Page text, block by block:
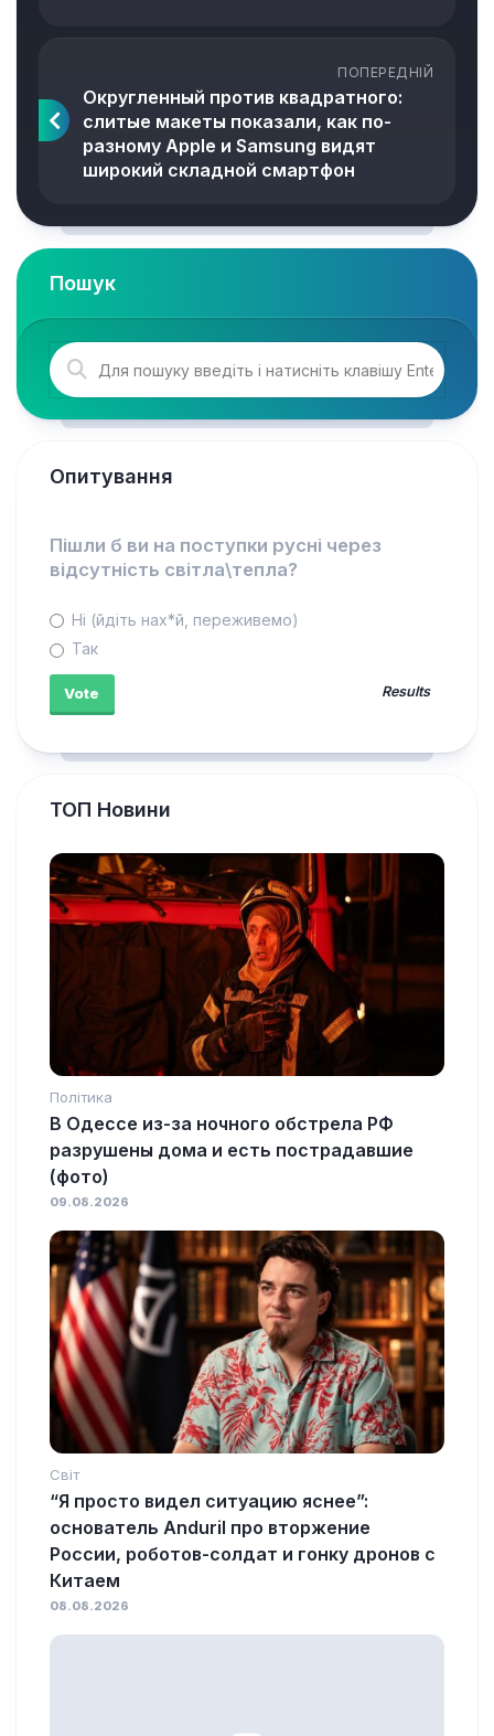
ПОПЕРЕДНІЙ
Округленный против квадратного:
слитые макеты показали, как по-
разному Apple и Samsung видят
широкий складной смартфон
Пошук
Опитування
Пішли б ви на поступки русні через
відсутність світла\тепла?
Ні (йдіть нах*й, переживемо)
Так
Results
ТОП Новини
Політика
В Одессе из-за ночного обстрела РФ
разрушены дома и есть пострадавшие
(фото)
09.08.2026
Світ
“Я просто видел ситуацию яснее”:
основатель Anduril про вторжение
России, роботов-солдат и гонку дронов с
Китаем
08.08.2026